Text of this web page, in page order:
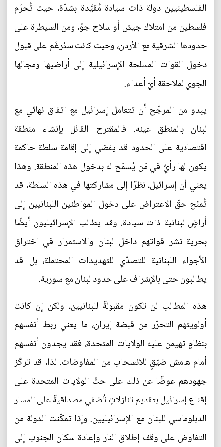
الفلسطينيين دولة ذات سيادة مُقيَّدة بشدّة، حيث تُحرَم
فلسطين من امتلاك جيش أو سلاح جوّ، ومن السيطرة على
حدودها الشرقية مع الأردن، وحيث كانت ستُرغَم على قبول
دخول القوات المسلحة الإسرائيلية إلى أراضيها ومجالها
الجوي لملاحقة أيّ أعداء.
يبدو من المرجّح أن تتعامل إسرائيل مع اتفاق نهائي مع
لبنان بالمنطق عينه. فالمقترح القائل بإنشاء منطقة
اقتصادية على الحدود قد يفضي إلى إقامة سلطة حاكمة
يكون لها رأيٌ في مَن يُسمَح له بدخول هذه المنطقة. وهذا
يعني أن إسرائيل، نظرًا إلى مشاركتها في هذه السلطة، قد
تُمنَح حقّ الاعتراض على دخول المواطنين اللبنانيين إلى
أراضٍ لبنانية ذات سيادة. وقد يطالب الإسرائيليون أيضًا
بحرية نشر قواتهم داخل لبنان والاستمرار في اختراق
الأجواء اللبنانية للتصدّي للتهديدات المحتملة، بل قد
يطالبون حتى بالإشراف على حدود لبنان مع سورية.
هذه المطالب لن تكون مقبولةً للبنانيين، ولكن إن كانت
أولويتهم التحرّر من قبضة إيران، ما يعني ربط أنفسهم
بنظامٍ تهيمن عليه الولايات المتحدة، فقد يجدون أنفسهم
أمام هامش ضيّقٍ للانسحاب من المفاوضات. لذا، قد تركّز
جهودهم عوضًا عن ذلك على حثّ الولايات المتحدة على
إقناع إسرائيل بتقديم تنازلاتٍ تُضفي مصداقيةً على المسار
الدبلوماسي للبنان مع الإسرائيليين. وإذا تمكّنت الدولة من
التفاوض على وقف إطلاق النار وإعادة سكان الجنوب إلى